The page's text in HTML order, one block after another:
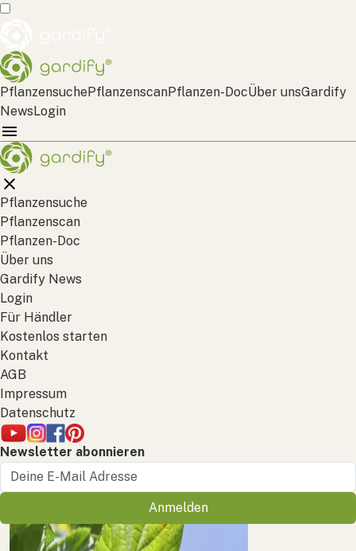
PflanzensuchePflanzenscanPflanzen-DocÜber unsGardify
NewsLogin
Pflanzensuche
Pflanzenscan
Pflanzen-Doc
Über uns
Gardify News
Login
Für Händler
Kostenlos starten
Kontakt
AGB
Impressum
Datenschutz
Newsletter abonnieren
Anmelden